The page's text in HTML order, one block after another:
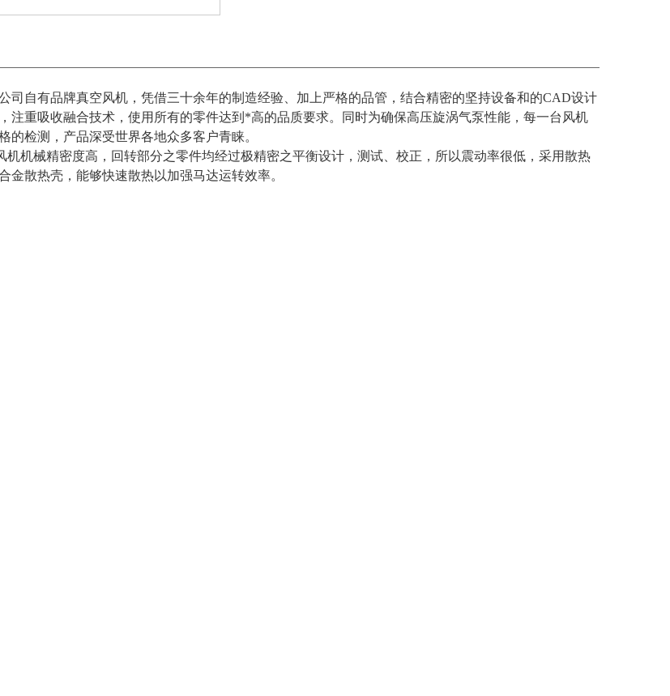
司自有品牌真空风机，凭借三十余年的制造经验、加上严格的品管，结合精密的坚持设备和的CAD设计
注重吸收融合技术，使用所有的零件达到*高的品质要求。同时为确保高压旋涡气泵性能，每一台风机
的检测，产品深受世界各地众多客户青睐。
机机械精密度高，回转部分之零件均经过极精密之平衡设计，测试、校正，所以震动率很低，采用散热
金散热壳，能够快速散热以加强马达运转效率。